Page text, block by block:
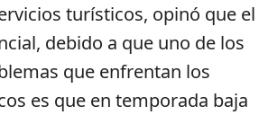
turísticos, opinó que el
debido a que uno de los
que enfrentan los
es que en temporada baja